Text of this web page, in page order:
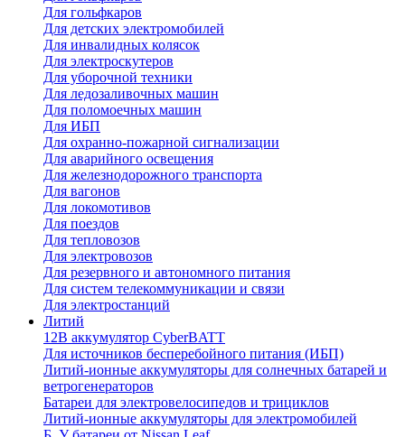
Для гольфкаров
Для детских электромобилей
Для инвалидных колясок
Для электроскутеров
Для уборочной техники
Для ледозаливочных машин
Для поломоечных машин
Для ИБП
Для охранно-пожарной сигнализации
Для аварийного освещения
Для железнодорожного транспорта
Для вагонов
Для локомотивов
Для поездов
Для тепловозов
Для электровозов
Для резервного и автономного питания
Для систем телекоммуникации и связи
Для электростанций
Литий
12В аккумулятор CyberBATT
Для источников бесперебойного питания (ИБП)
Литий-ионные аккумуляторы для солнечных батарей и
ветрогенераторов
Батареи для электровелосипедов и трициклов
Литий-ионные аккумуляторы для электромобилей